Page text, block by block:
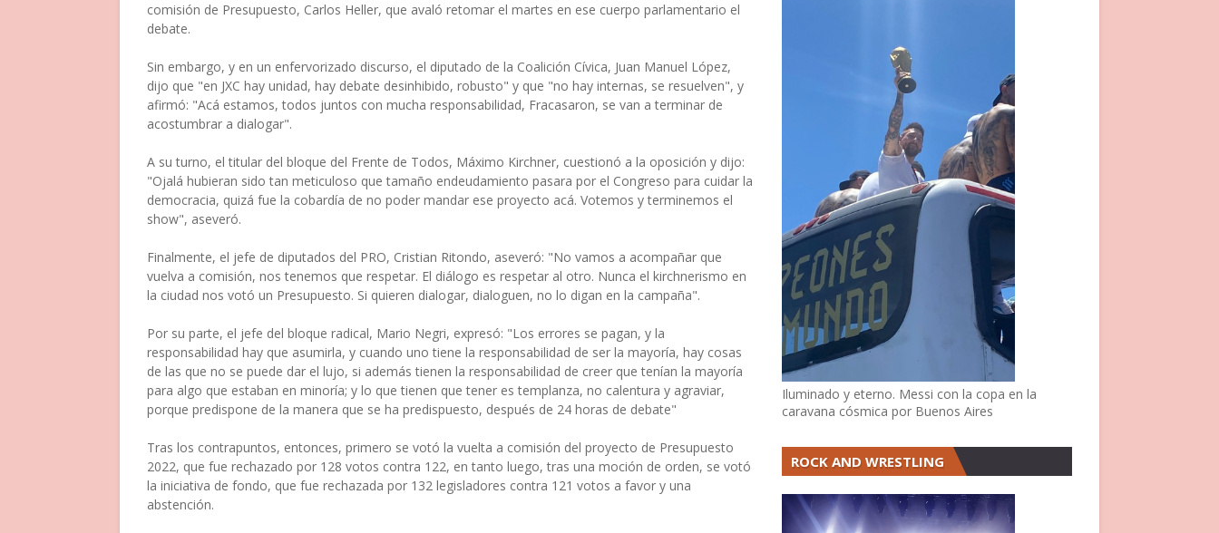
comisión de Presupuesto, Carlos Heller, que avaló retomar el martes en ese cuerpo parlamentario el
debate.
Sin embargo, y en un enfervorizado discurso, el diputado de la Coalición Cívica, Juan Manuel López,
dijo que "en JXC hay unidad, hay debate desinhibido, robusto" y que "no hay internas, se resuelven", y
afirmó: "Acá estamos, todos juntos con mucha responsabilidad, Fracasaron, se van a terminar de
acostumbrar a dialogar".
A su turno, el titular del bloque del Frente de Todos, Máximo Kirchner, cuestionó a la oposición y dijo:
"Ojalá hubieran sido tan meticuloso que tamaño endeudamiento pasara por el Congreso para cuidar la
democracia, quizá fue la cobardía de no poder mandar ese proyecto acá. Votemos y terminemos el
show", aseveró.
Finalmente, el jefe de diputados del PRO, Cristian Ritondo, aseveró: "No vamos a acompañar que
vuelva a comisión, nos tenemos que respetar. El diálogo es respetar al otro. Nunca el kirchnerismo en
la ciudad nos votó un Presupuesto. Si quieren dialogar, dialoguen, no lo digan en la campaña".
Por su parte, el jefe del bloque radical, Mario Negri, expresó: "Los errores se pagan, y la
responsabilidad hay que asumirla, y cuando uno tiene la responsabilidad de ser la mayoría, hay cosas
de las que no se puede dar el lujo, si además tienen la responsabilidad de creer que tenían la mayoría
para algo que estaban en minoría; y lo que tienen que tener es templanza, no calentura y agraviar,
porque predispone de la manera que se ha predispuesto, después de 24 horas de debate"
Tras los contrapuntos, entonces, primero se votó la vuelta a comisión del proyecto de Presupuesto
2022, que fue rechazado por 128 votos contra 122, en tanto luego, tras una moción de orden, se votó
la iniciativa de fondo, que fue rechazada por 132 legisladores contra 121 votos a favor y una
abstención.
Iluminado y eterno. Messi con la copa en la
caravana cósmica por Buenos Aires
ROCK AND WRESTLING